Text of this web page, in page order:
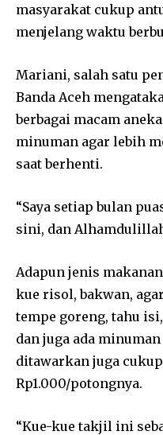
masyarakat cukup
menjelang waktu
Mariani, salah satu
Banda Aceh
berbagai macam
minuman agar lebih
saat berhenti.
“Saya setiap bulan
sini, dan
Adapun jenis
kue risol, bakwan,
tempe goreng, tahu
dan juga ada
ditawarkan juga
Rp1.000/potongnya.
“Kue-kue takjil ini